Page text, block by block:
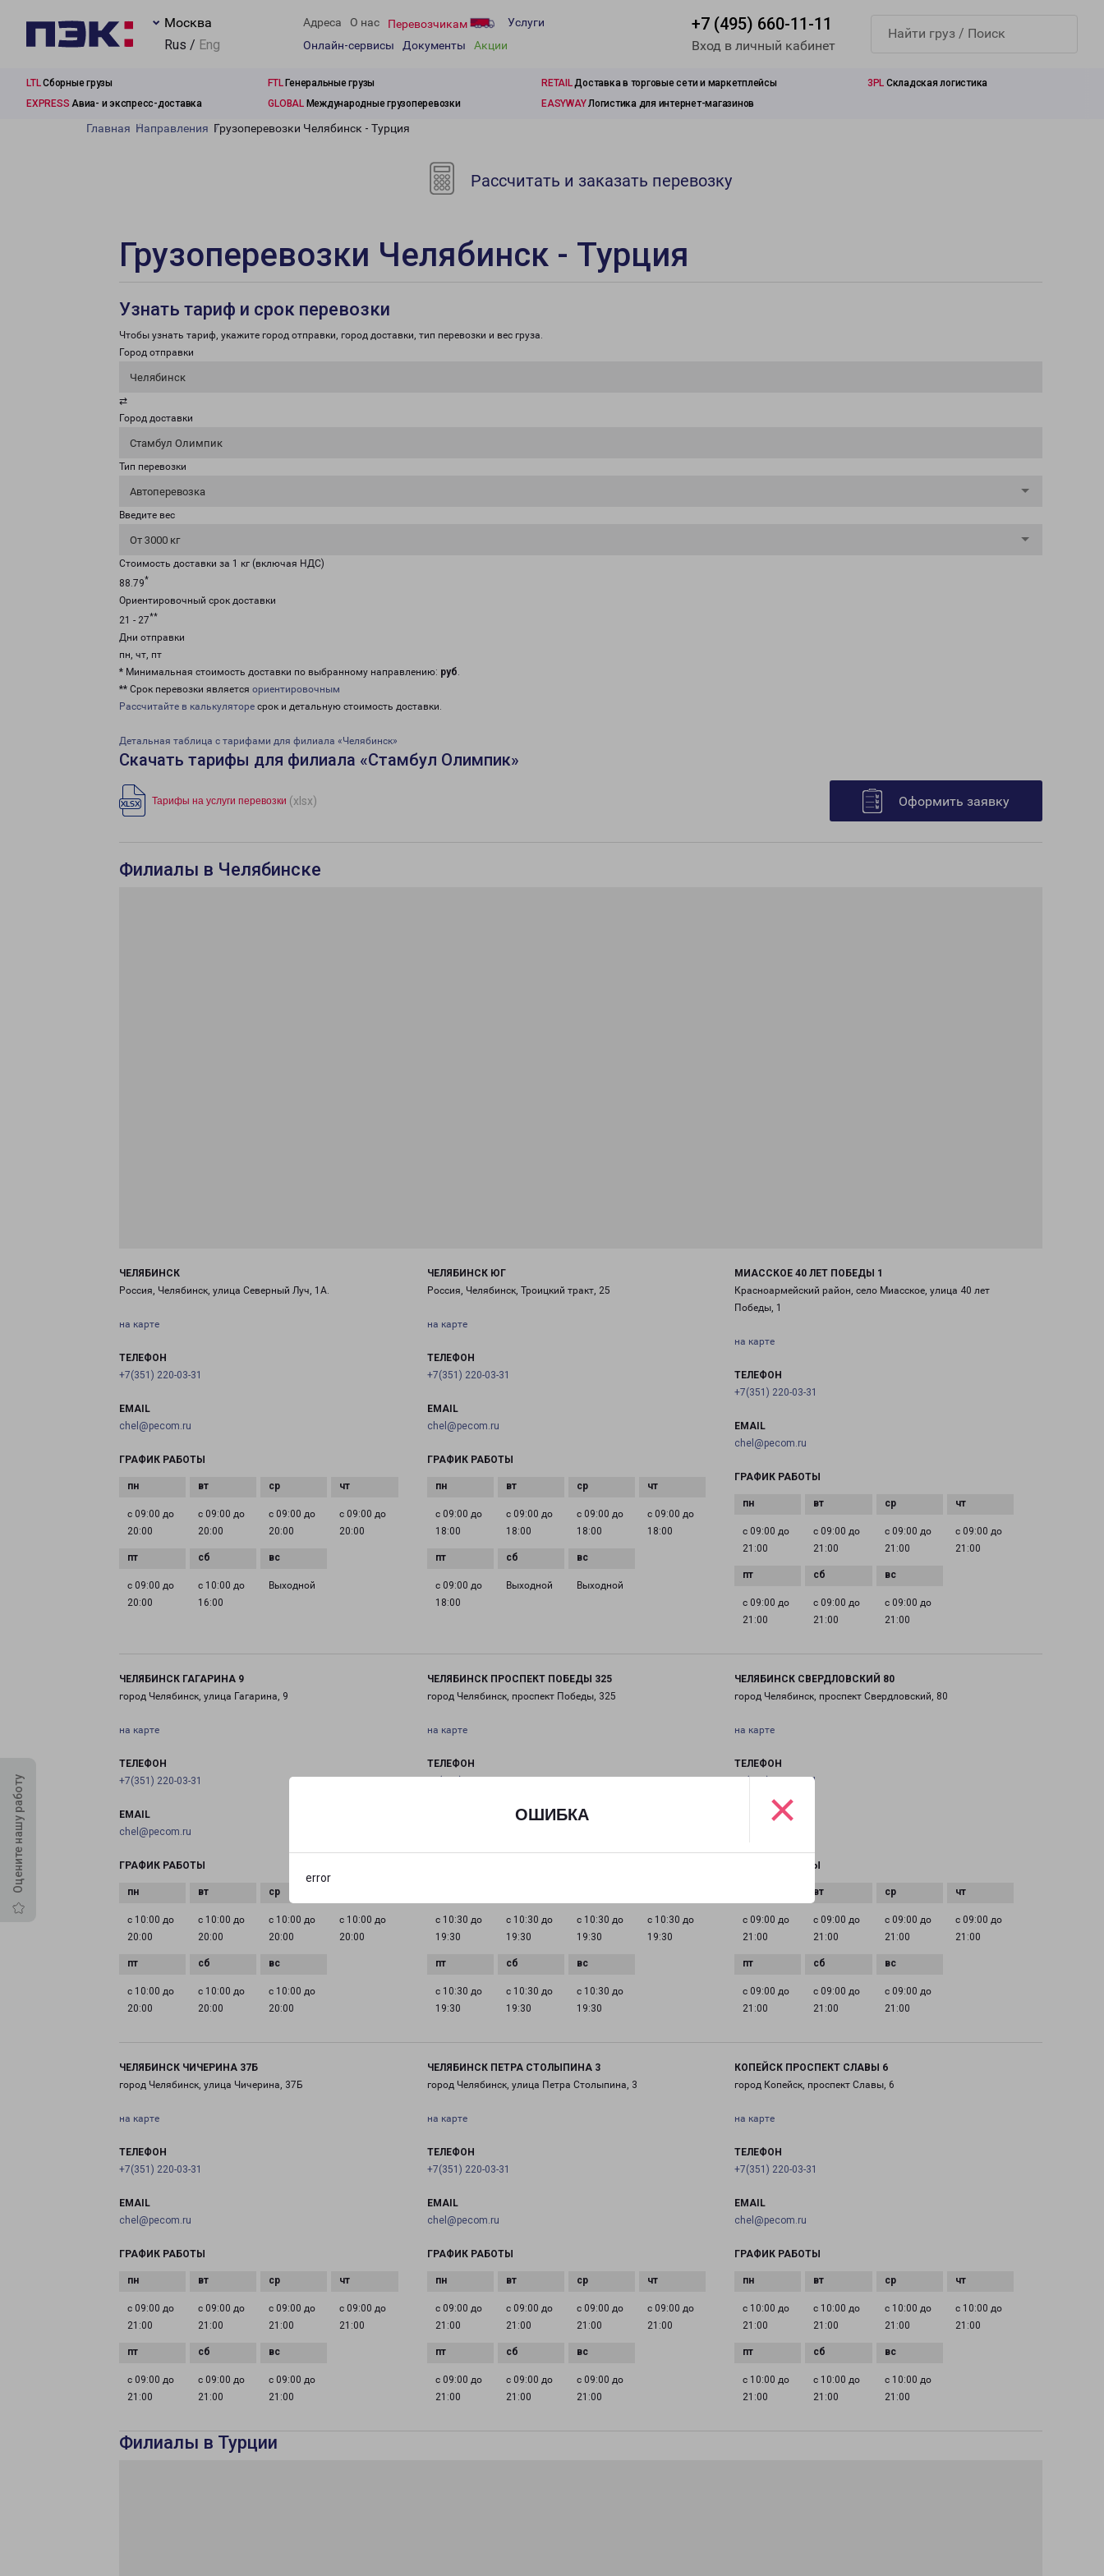
ОШИБКА
error
×
Москва
Rus / Eng
Адреса О нас Перевозчикам
Услуги
Онлайн-сервисы
Документы Акции
+7 (495) 660-11-11
Вход в личный кабинет
LTLСборные грузы FTLГенеральные грузы RETAILДоставка в торговые сети и маркетплейсы 3PL Складская логистика
EXPRESS Авиа- и экспресс-доставка GLOBALМеждународные грузоперевозки EASYWAYЛогистика для интернет-магазинов
Оцените нашу работу
Главная Направления Грузоперевозки Челябинск - Турция
Рассчитать и заказать перевозку
Грузоперевозки Челябинск - Турция
Узнать тариф и срок перевозки
Чтобы узнать тариф, укажите город отправки, город доставки, тип перевозки и вес груза.
Город отправки
Челябинск
⇄
Город доставки
Стамбул Олимпик
Тип перевозки
Автоперевозка
Введите вес
От 3000 кг
Стоимость доставки за 1 кг (включая НДС)
88.79*
Ориентировочный срок доставки
21 - 27**
Дни отправки
пн, чт, пт
* Минимальная стоимость доставки по выбранному направлению: руб.
** Срок перевозки является ориентировочным
Рассчитайте в калькуляторе срок и детальную стоимость доставки.
Детальная таблица с тарифами для филиала «Челябинск»
Скачать тарифы для филиала «Стамбул Олимпик»
Тарифы на услуги перевозки (xlsx) Оформить заявку
Филиалы в Челябинске
ЧЕЛЯБИНСК
Россия, Челябинск, улица Северный Луч, 1А.
на карте
ТЕЛЕФОН
+7(351) 220-03-31
EMAIL
chel@pecom.ru
ГРАФИК РАБОТЫ
с 09:00 до
20:00
с 09:00 до
20:00
с 09:00 до
20:00
с 09:00 до
20:00
с 09:00 до
20:00
с 10:00 до
16:00
Выходной
ЧЕЛЯБИНСК ЮГ
Россия, Челябинск, Троицкий тракт, 25
на карте
ТЕЛЕФОН
+7(351) 220-03-31
EMAIL
chel@pecom.ru
ГРАФИК РАБОТЫ
с 09:00 до
18:00
с 09:00 до
18:00
с 09:00 до
18:00
с 09:00 до
18:00
с 09:00 до
18:00
Выходной Выходной
МИАССКОЕ 40 ЛЕТ ПОБЕДЫ 1
Красноармейский район, село Миасское, улица 40 лет
Победы, 1
на карте
ТЕЛЕФОН
+7(351) 220-03-31
EMAIL
chel@pecom.ru
ГРАФИК РАБОТЫ
с 09:00 до
21:00
с 09:00 до
21:00
с 09:00 до
21:00
с 09:00 до
21:00
с 09:00 до
21:00
с 09:00 до
21:00
с 09:00 до
21:00
ЧЕЛЯБИНСК ГАГАРИНА 9
город Челябинск, улица Гагарина, 9
на карте
ТЕЛЕФОН
+7(351) 220-03-31
EMAIL
chel@pecom.ru
ГРАФИК РАБОТЫ
с 10:00 до
20:00
с 10:00 до
20:00
с 10:00 до
20:00
с 10:00 до
20:00
с 10:00 до
20:00
с 10:00 до
20:00
с 10:00 до
20:00
ЧЕЛЯБИНСК ПРОСПЕКТ ПОБЕДЫ 325
город Челябинск, проспект Победы, 325
на карте
ТЕЛЕФОН
с 10:30 до
19:30
с 10:30 до
19:30
с 10:30 до
19:30
с 10:30 до
19:30
с 10:30 до
19:30
с 10:30 до
19:30
с 10:30 до
19:30
ЧЕЛЯБИНСК СВЕРДЛОВСКИЙ 80
город Челябинск, проспект Свердловский, 80
на карте
ТЕЛЕФОН
+7(351) 220-03-31
ГРАФИК РАБОТЫ
с 09:00 до
21:00
с 09:00 до
21:00
с 09:00 до
21:00
с 09:00 до
21:00
с 09:00 до
21:00
с 09:00 до
21:00
с 09:00 до
21:00
ЧЕЛЯБИНСК ЧИЧЕРИНА 37Б
город Челябинск, улица Чичерина, 37Б
на карте
ТЕЛЕФОН
+7(351) 220-03-31
EMAIL
chel@pecom.ru
ГРАФИК РАБОТЫ
с 09:00 до
21:00
с 09:00 до
21:00
с 09:00 до
21:00
с 09:00 до
21:00
с 09:00 до
21:00
с 09:00 до
21:00
с 09:00 до
21:00
ЧЕЛЯБИНСК ПЕТРА СТОЛЫПИНА 3
город Челябинск, улица Петра Столыпина, 3
на карте
ТЕЛЕФОН
+7(351) 220-03-31
EMAIL
chel@pecom.ru
ГРАФИК РАБОТЫ
с 09:00 до
21:00
с 09:00 до
21:00
с 09:00 до
21:00
с 09:00 до
21:00
с 09:00 до
21:00
с 09:00 до
21:00
с 09:00 до
21:00
КОПЕЙСК ПРОСПЕКТ СЛАВЫ 6
город Копейск, проспект Славы, 6
на карте
ТЕЛЕФОН
+7(351) 220-03-31
EMAIL
chel@pecom.ru
ГРАФИК РАБОТЫ
с 10:00 до
21:00
с 10:00 до
21:00
с 10:00 до
21:00
с 10:00 до
21:00
с 10:00 до
21:00
с 10:00 до
21:00
с 10:00 до
21:00
Филиалы в Турции